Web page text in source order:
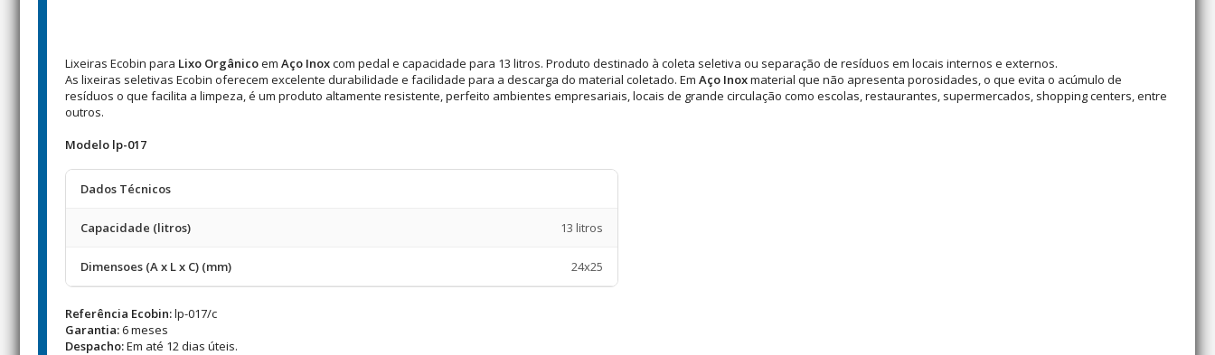
Lixeiras Ecobin para Lixo Orgânicoem Aço Inoxcom pedal e capacidade para 13 litros. Produto destinado à coleta seletiva ou separação de resíduos em locais internos e externos.
As lixeiras seletivas Ecobin oferecem excelente durabilidade e facilidade para a descarga do material coletado. Em Aço Inoxmaterial que não apresenta porosidades, o que evita o acúmulo de
resíduos o que facilita a limpeza, é um produto altamente resistente, perfeito ambientes empresariais, locais de grande circulação como escolas, restaurantes, supermercados, shopping centers, entre
outros.
Modelo lp-017
Dados Técnicos
Capacidade (litros) 13 litros
Dimensoes (A x L x C) (mm) 24x25
Referência Ecobin:lp-017/c
Garantia: 6 meses
Despacho:Em até 12 dias úteis.